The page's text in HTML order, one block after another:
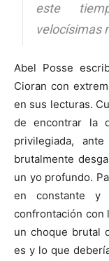
este
velocísimas
Abel Posse
Cioran con
en sus lecturas.
de encontrar la
privilegiada,
brutalmente
un yo profundo.
en constante y
confrontación con
un choque brutal
es y lo que